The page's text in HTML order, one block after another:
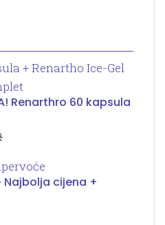
Renarthro 60 kapsula
cijena +